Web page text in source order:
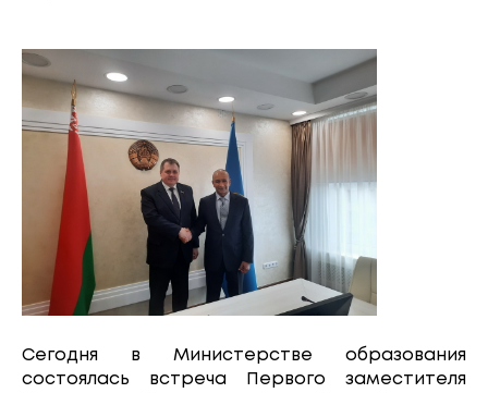
Сегодня в Министерстве образования
состоялась встреча Первого заместителя